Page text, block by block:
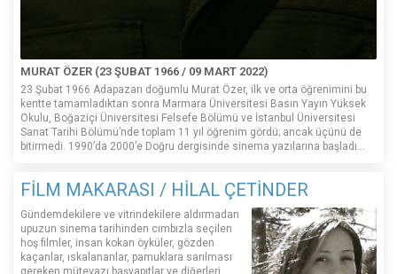
MURAT ÖZER (23 ŞUBAT 1966 / 09 MART 2022)
23 Şubat 1966 Adapazarı doğumlu Murat Özer, ilk ve orta öğrenimini bu
kentte tamamladıktan sonra Marmara Üniversitesi Basın Yayın Yüksek
Okulu, Boğaziçi Üniversitesi Felsefe Bölümü ve İstanbul Üniversitesi
Sanat Tarihi Bölümü’nde toplam 11 yıl öğrenim gördü; ancak üçünü de
bitirmedi. 1990’da 2000’e Doğru dergisinde sinema yazılarına başladı...
FİLM MAKARASI / HİLAL ÇETİNDER
Gündemdekilere ve vitrindekilere aldırmadan
upuzun sinema tarihinden cımbızla seçilen
hoş filmler, insan kokan öyküler, gözden
kaçanlar, ıskalananlar, pamuklara sarılması